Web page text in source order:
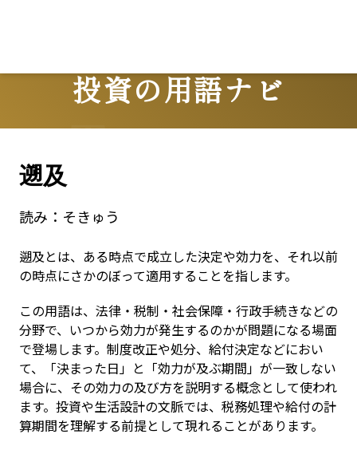
投資の用語ナビ
Terms
遡及
読み： そきゅう
遡及とは、ある時点で成立した決定や効力を、それ以前
の時点にさかのぼって適用することを指します。
この用語は、法律・税制・社会保障・行政手続きなどの
分野で、いつから効力が発生するのかが問題になる場面
で登場します。制度改正や処分、給付決定などにおい
て、「決まった日」と「効力が及ぶ期間」が一致しない
場合に、その効力の及び方を説明する概念として使われ
ます。投資や生活設計の文脈では、税務処理や給付の計
算期間を理解する前提として現れることがあります。